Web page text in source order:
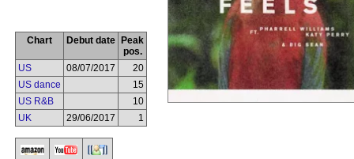
Chart Debut date
Peak
pos.
US
08/07/2017
20
US dance
15
US R&B
10
UK
29/06/2017 1